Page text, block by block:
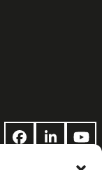
Facebook
LinkedIn